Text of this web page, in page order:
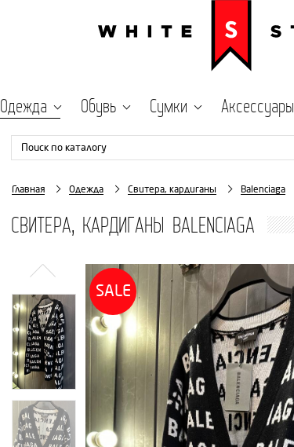
Одежда Обувь Сумки Аксессуары
Поиск по каталогу
Главная Одежда Свитера, кардиганы Balenciaga
СВИТЕРА, КАРДИГАНЫ BALENCIAGA
SALE